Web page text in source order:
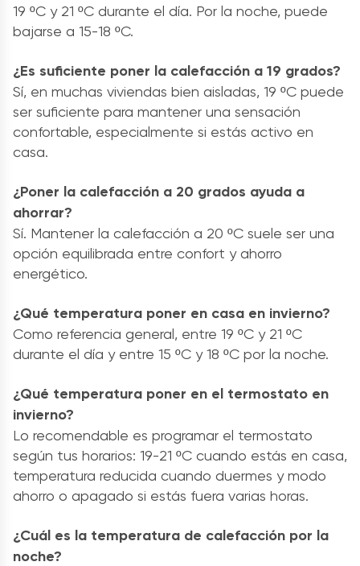
19 ºC y 21 ºC durante el día. Por la noche, puede
bajarse a 15-18 ºC.
¿Es suficiente poner la calefacción a 19 grados?
Sí, en muchas viviendas bien aisladas, 19 ºC puede
ser suficiente para mantener una sensación
confortable, especialmente si estás activo en
casa.
¿Poner la calefacción a 20 grados ayuda a
ahorrar?
Sí. Mantener la calefacción a 20 ºC suele ser una
opción equilibrada entre confort y ahorro
energético.
¿Qué temperatura poner en casa en invierno?
Como referencia general, entre 19 ºC y 21 ºC
durante el día y entre 15 ºC y 18 ºC por la noche.
¿Qué temperatura poner en el termostato en
invierno?
Lo recomendable es programar el termostato
según tus horarios: 19-21 ºC cuando estás en casa,
temperatura reducida cuando duermes y modo
ahorro o apagado si estás fuera varias horas.
¿Cuál es la temperatura de calefacción por la
noche?